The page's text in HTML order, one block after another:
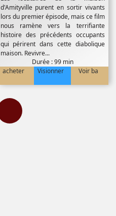
d'Amityville purent en sortir vivants
lors du premier épisode, mais ce film
nous ramène vers la terrifiante
histoire des précédents occupants
qui périrent dans cette diabolique
maison. Revivre...
Durée : 99 min
acheter
Visionner Voir ba